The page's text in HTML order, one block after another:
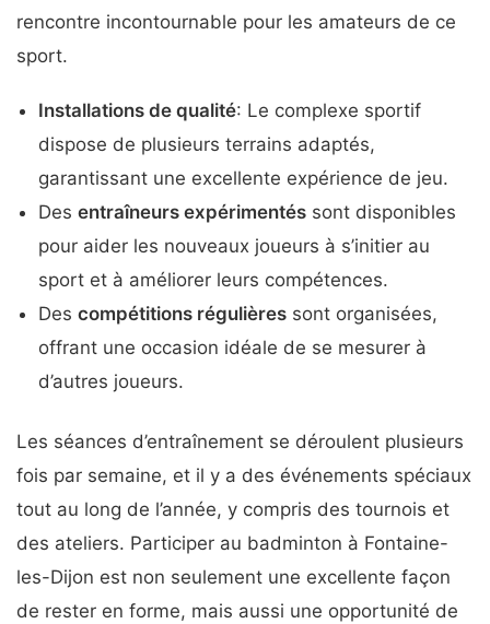
rencontre incontournable pour les amateurs de ce
sport.
Installations de qualité: Le complexe sportif
dispose de plusieurs terrains adaptés,
garantissant une excellente expérience de jeu.
Des entraîneurs expérimentés sont disponibles
pour aider les nouveaux joueurs à s’initier au
sport et à améliorer leurs compétences.
Des compétitions régulières sont organisées,
offrant une occasion idéale de se mesurer à
d’autres joueurs.
Les séances d’entraînement se déroulent plusieurs
fois par semaine, et il y a des événements spéciaux
tout au long de l’année, y compris des tournois et
des ateliers. Participer au badminton à Fontaine-
les-Dijon est non seulement une excellente façon
de rester en forme, mais aussi une opportunité de